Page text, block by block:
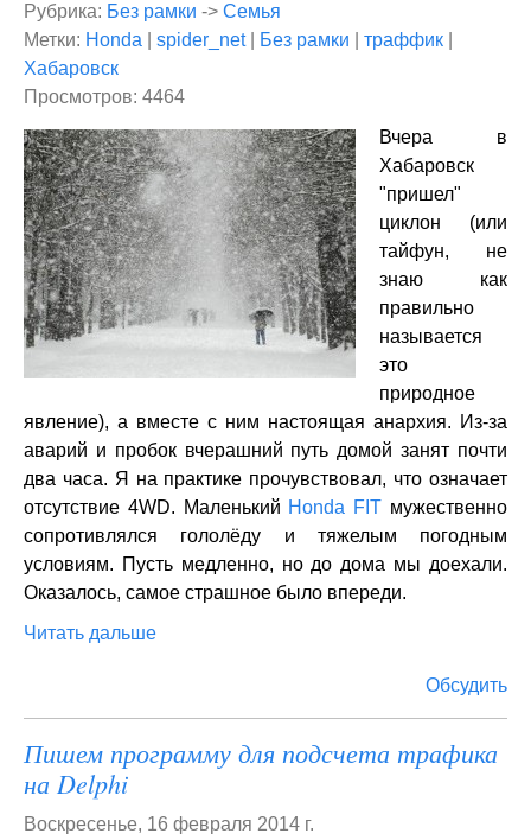
Рубрика: Без рамки -> Семья
Метки: Honda spider_net| Без рамки траффик
Хабаровск
Просмотров: 4464
Вчера в
Хабаровск
"пришел"
циклон (или
тайфун, не
знаю как
правильно
называется
это
природное
явление), а вместе с ним настоящая анархия. Из-за
аварий и пробок вчерашний путь домой занят почти
два часа. Я на практике прочувствовал, что означает
отсутствие 4WD. Маленький Honda FIT мужественно
сопротивлялся гололёду и тяжелым погодным
условиям. Пусть медленно, но до дома мы доехали.
Оказалось, самое страшное было впереди.
Читать дальше
Обсудить
Пишем программу для подсчета трафика
на Delphi
Воскресенье, 16 февраля 2014 г.